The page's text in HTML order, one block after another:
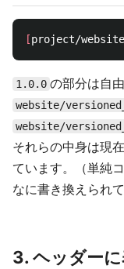
[project/
1.0.0 の部分は自由
website/
website/
それらの中身は現
ています。（単純
なに書き換えられて
3. ヘッダー